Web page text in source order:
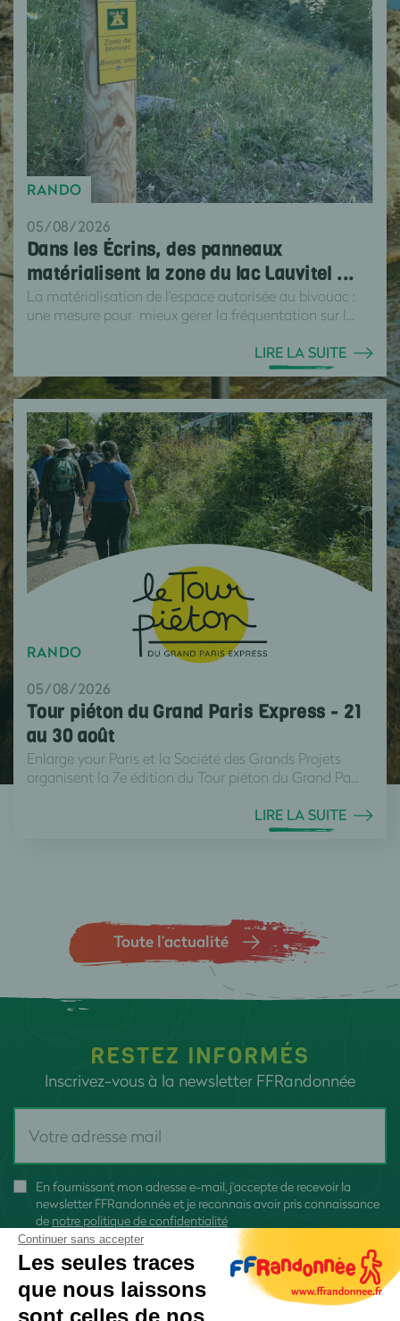
RANDO
05/08/2026
Dans les Écrins, des panneaux
matérialisent la zone du lac Lauvitel ...
La matérialisation de l'espace autorisée au bivouac :
une mesure pour mieux gérer la fréquentation sur l...
LIRE LA SUITE
RANDO
05/08/2026
Tour piéton du Grand Paris Express - 21
au 30 août
Enlarge your Paris et la Société des Grands Projets
organisent la 7e édition du Tour piéton du Grand Pa...
LIRE LA SUITE
Toute l’actualité
RESTEZ INFORMÉS
Inscrivez-vous à la newsletter FFRandonnée
En fournissant mon adresse e-mail, j'accepte de recevoir la
newsletter FFRandonnée et je reconnais avoir pris connaissance
de notre politique de confidentialité
Continuer sans accepter
Les seules traces
que nous laissons
sont celles de nos